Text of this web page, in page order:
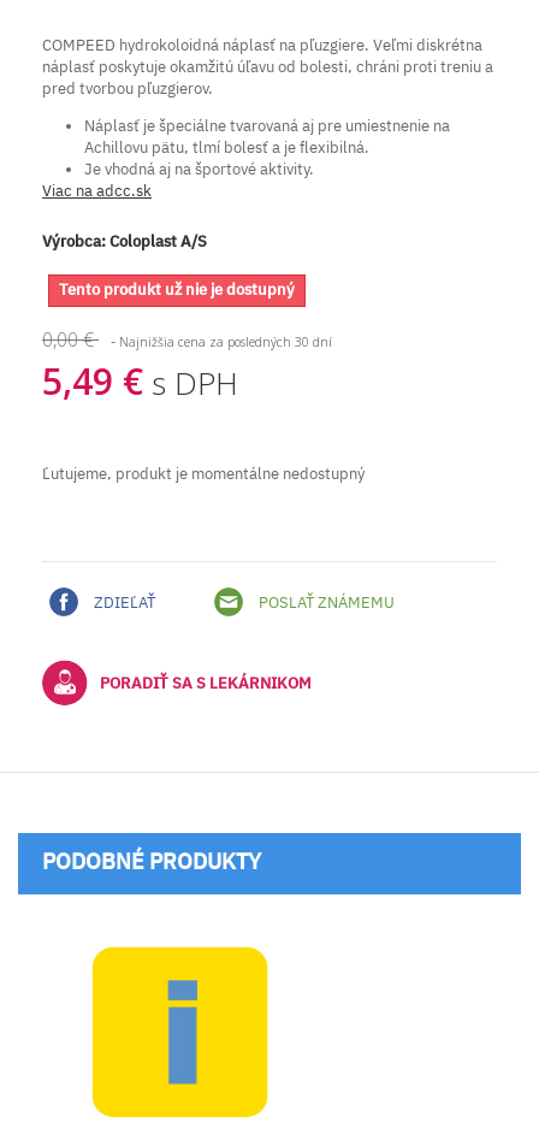
COMPEED hydrokoloidná náplasť na pľuzgiere. Veľmi diskrétna
náplasť poskytuje okamžitú úľavu od bolesti, chráni proti treniu a
pred tvorbou pľuzgierov.
Náplasť je špeciálne tvarovaná aj pre umiestnenie na
Achillovu pätu, tlmí bolesť a je flexibilná.
Je vhodná aj na športové aktivity.
Viac na adcc.sk
Výrobca:Coloplast A/S
Tento produkt už nie je dostupný
0,00 € - Najnižšia cena za posledných 30 dní
5,49 € s DPH
Ľutujeme, produkt je momentálne nedostupný
ZDIEĽAŤ POSLAŤ ZNÁMEMU
PORADIŤ SA S LEKÁRNIKOM
PODOBNÉ PRODUKTY